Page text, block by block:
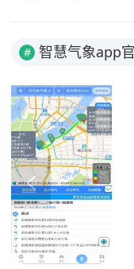
# 智慧气象app